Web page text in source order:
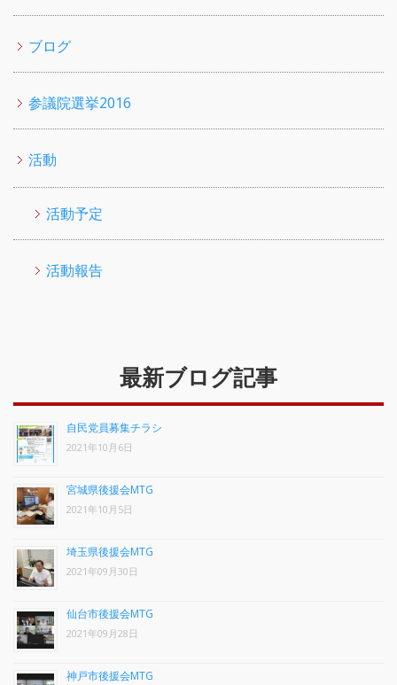
ブログ
参議院選挙2016
活動
活動予定
活動報告
最新ブログ記事
自民党員募集チラシ
2021年10月6日
宮城県後援会MTG
2021年10月5日
埼玉県後援会MTG
2021年09月30日
仙台市後援会MTG
2021年09月28日
神戸市後援会MTG